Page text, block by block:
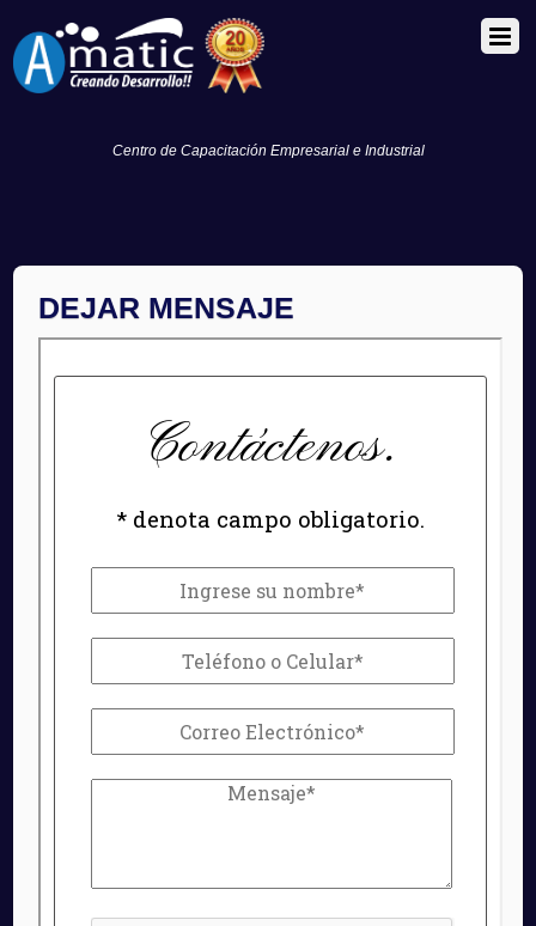
Centro de Capacitación Empresarial e Industrial
DEJAR MENSAJE